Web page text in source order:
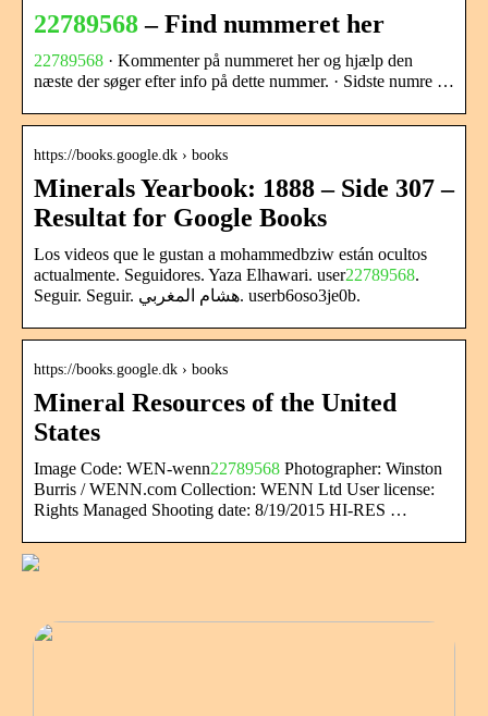
22789568– Find nummeret her
22789568 · Kommenter på nummeret her og hjælp den
næste der søger efter info på dette nummer. · Sidste numre …
https://books.google.dk › books
Minerals Yearbook: 1888 – Side 307 –
Resultat for Google Books
Los videos que le gustan a mohammedbziw están ocultos
actualmente. Seguidores. Yaza Elhawari. user22789568.
Seguir. Seguir. هشام المغربي. userb6oso3je0b.
https://books.google.dk › books
Mineral Resources of the United
States
Image Code: WEN-wenn22789568 Photographer: Winston
Burris / WENN.com Collection: WENN Ltd User license:
Rights Managed Shooting date: 8/19/2015 HI-RES …